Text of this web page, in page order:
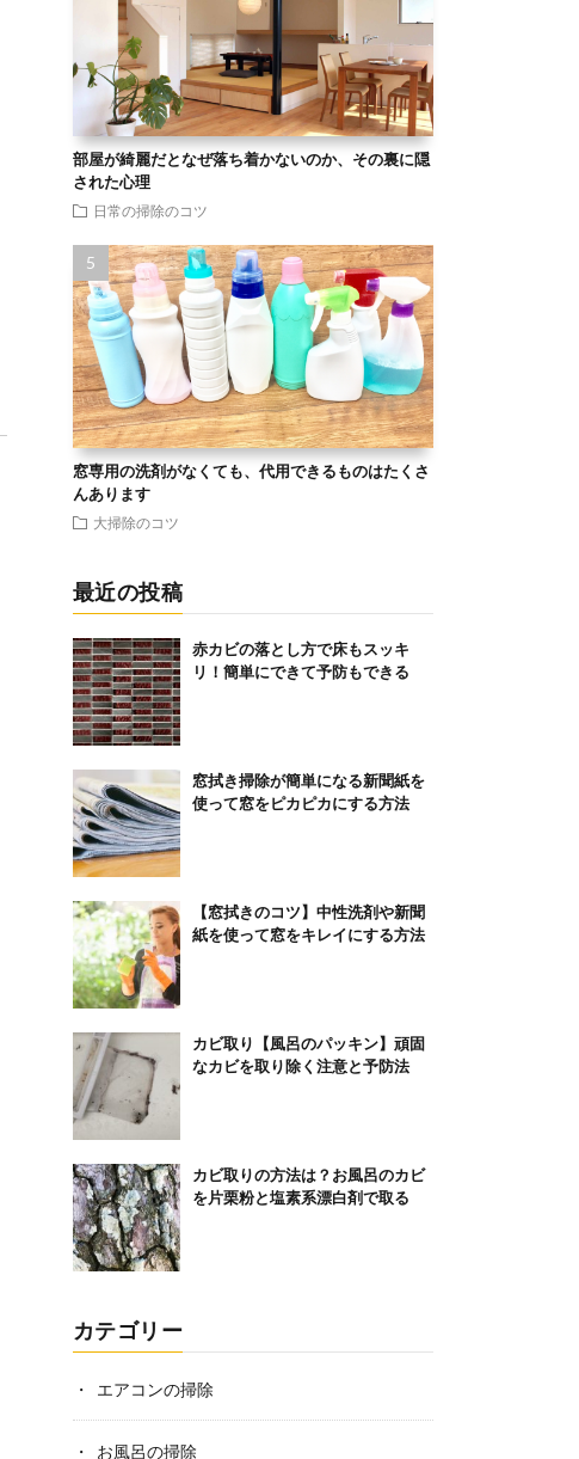
部屋が綺麗だとなぜ落ち着かないのか、その裏に隠
された心理
日常の掃除のコツ
窓専用の洗剤がなくても、代用できるものはたくさ
んあります
大掃除のコツ
最近の投稿
赤カビの落とし方で床もスッキ
リ！簡単にできて予防もできる
窓拭き掃除が簡単になる新聞紙を
使って窓をピカピカにする方法
【窓拭きのコツ】中性洗剤や新聞
紙を使って窓をキレイにする方法
カビ取り【風呂のパッキン】頑固
なカビを取り除く注意と予防法
カビ取りの方法は？お風呂のカビ
を片栗粉と塩素系漂白剤で取る
カテゴリー
エアコンの掃除
お風呂の掃除